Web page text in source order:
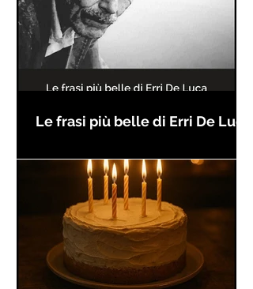
Le frasi più belle di Erri De Luca